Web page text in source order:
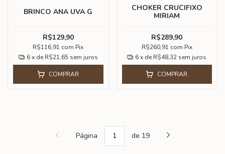
BRINCO ANA UVA G
R$129,90
R$116,91 com Pix
6 x de R$21,65 sem juros
COMPRAR
CHOKER CRUCIFIXO
MIRIAM
R$289,90
R$260,91 com Pix
6 x de R$48,32 sem juros
COMPRAR
Página de 19